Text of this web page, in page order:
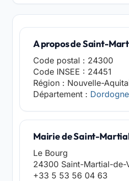
A propos de Saint-
Code postal : 24300
Code INSEE : 24451
Région : Nouvelle-
Département : Dordogne
Mairie de Saint-
Le Bourg
24300 Saint-Martial-de-
+33 5 53 56 04 63